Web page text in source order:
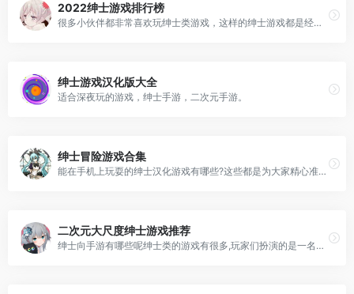
2022绅士游戏排行榜
很多小伙伴都非常喜欢玩绅士类游戏，这样的绅士游戏都是经过许多老绅士的肯定，内容剧情也是让人心动不已，那么，你知道好玩的绅士手游有哪些？今天小编为大家盘点2022十大绅士游戏排行榜。
绅士游戏汉化版大全
适合深夜玩的游戏，绅士手游，二次元手游。
绅士冒险游戏合集
能在手机上玩耍的绅士汉化游戏有哪些?这些都是为大家精心准备的,你可以直接下载就能在手机上玩耍。
二次元大尺度绅士游戏推荐
绅士向手游有哪些呢绅士类的游戏有很多,玩家们扮演的是一名绅士,在游戏中可以自由的去和角色们进行互动,超多的npc游戏,为玩家们提供。